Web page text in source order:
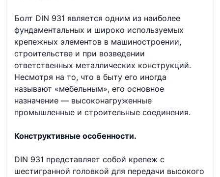
Болт DIN 931 является одним из наиболее
фундаментальных и широко используемых
крепежных элементов в машиностроении,
строительстве и при возведении
ответственных металлических конструкций.
Несмотря на то, что в быту его иногда
называют «мебельным», его основное
назначение — высоконагруженные
промышленные и строительные соединения.
Конструктивные особенности.
DIN 931 представляет собой крепеж с
шестигранной головкой для передачи высокого